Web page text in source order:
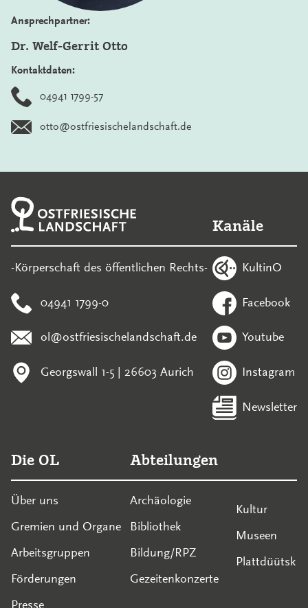
Ansprechpartner:
Dr. Welf-Gerrit Otto
Kontaktdaten:
04941 1799-57
otto@ostfriesischelandschaft.de
-Körperschaft des öffentlichen Rechts-
04941 1799-0
ol@ostfriesischelandschaft.de
Georgswall 1-5 | 26603 Aurich
Kanäle
KultinO
Facebook
Youtube
Instagram
Newsletter
Die OL
Über uns
Gremien und Organe
Arbeitsgruppen
Förderungen
Presse
Abteilungen
Archäologie
Bibliothek
Bildung/RPZ
Gezeitenkonzerte
Kultur
Museen
Plattdüütsk